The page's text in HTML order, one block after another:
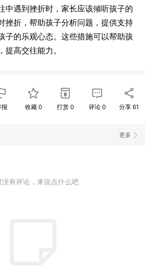
中遇到挫折时，家长应该倾听孩子的
挫折，帮助孩子分析问题，提供支持
子的乐观心态。这些措施可以帮助孩
高交往能力。
报 收藏 0 打赏 0 评论 0 分享 61
更多
没有评论，来说点什么吧